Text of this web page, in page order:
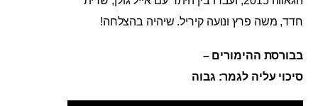
חדד, משה פרץ ונועה קיריל. שיהיה בהצלחה!
בבורסת ההימורים –
סיכוי עליה לגמר: גבוה